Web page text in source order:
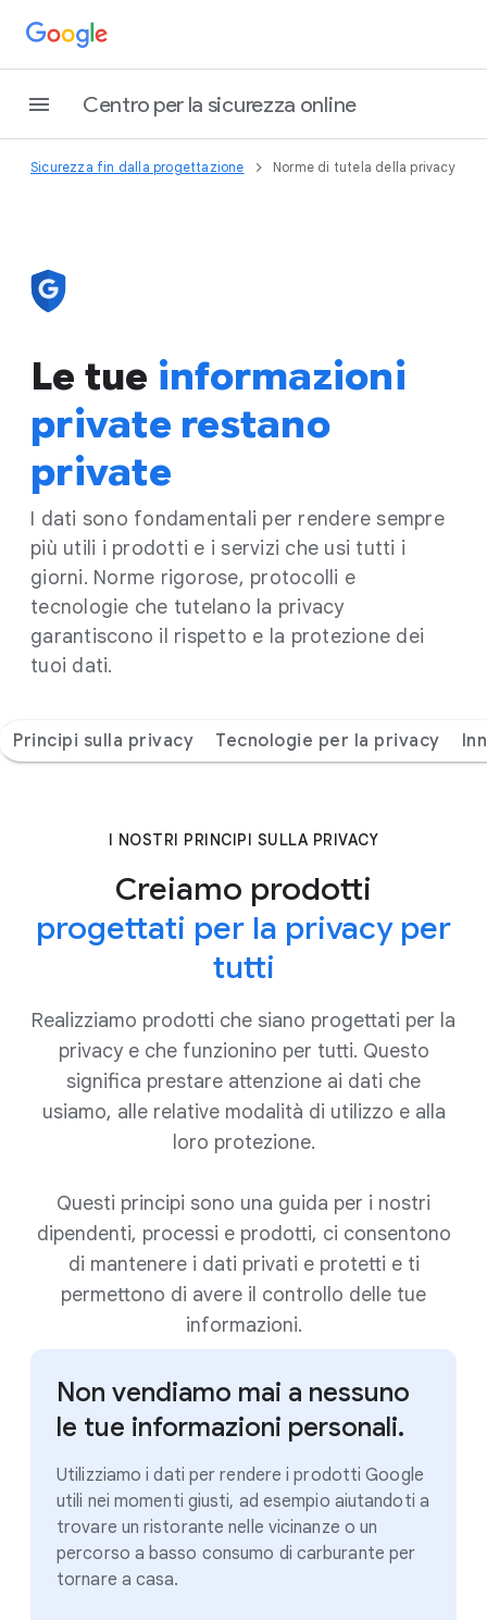
Centro per la sicurezza online
Sicurezza fin dalla progettazione Norme di tutela della privacy
Le tue informazioni
private restano
private
I dati sono fondamentali per rendere sempre
più utili i prodotti e i servizi che usi tutti i
giorni. Norme rigorose, protocolli e
tecnologie che tutelano la privacy
garantiscono il rispetto e la protezione dei
tuoi dati.
Principi sulla privacy Tecnologie per la privacy
I NOSTRI PRINCIPI SULLA PRIVACY
Creiamo prodotti
progettati per la privacy per
tutti
Realizziamo prodotti che siano progettati per la
privacy e che funzionino per tutti. Questo
significa prestare attenzione ai dati che
usiamo, alle relative modalità di utilizzo e alla
loro protezione.
Questi principi sono una guida per i nostri
dipendenti, processi e prodotti, ci consentono
di mantenere i dati privati e protetti e ti
permettono di avere il controllo delle tue
informazioni.
Non vendiamo mai a nessuno
le tue informazioni personali.
Utilizziamo i dati per rendere i prodotti Google
utili nei momenti giusti, ad esempio aiutandoti a
trovare un ristorante nelle vicinanze o un
percorso a basso consumo di carburante per
tornare a casa.